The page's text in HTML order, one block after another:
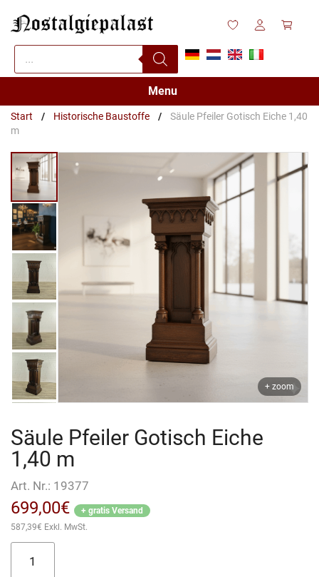
Inhalt
springen
Products
search
Menu
Start / Historische Baustoffe /
Säule Pfeiler Gotisch Eiche 1,40
m
+ zoom
Säule Pfeiler Gotisch Eiche
1,40 m
Art. Nr.: 19377
699,00€
+ gratis Versand
587,39€ Exkl. MwSt.
Pfeiler